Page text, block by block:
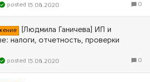
0
15.08.2020
[Людмила Ганичева] ИП и
налоги, отчетность, проверки
0
15.08.2020